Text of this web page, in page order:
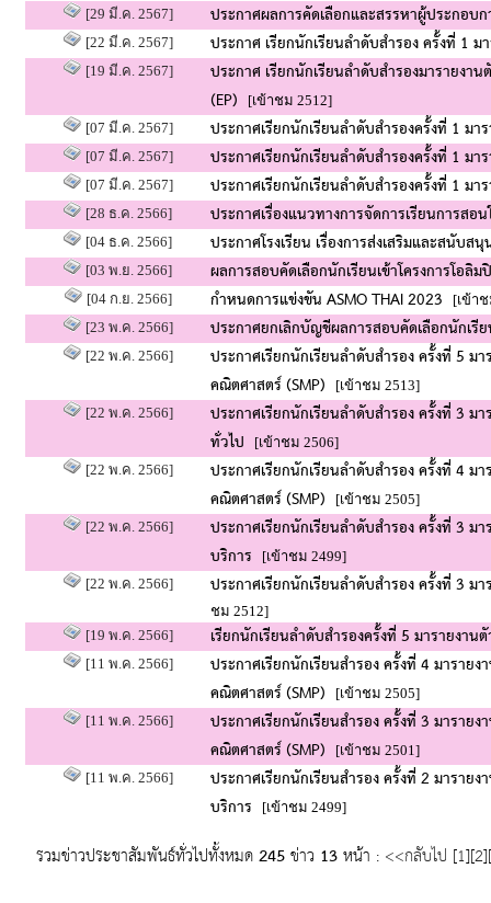
[29 มี.ค. 2567] ประกาศผลการคัดเลือกและสรรหาผู้ประกอบ
[22 มี.ค. 2567] ประกาศ เรียกนักเรียนลำดับสำรอง ครั้งที่ 1
[19 มี.ค. 2567]
ประกาศ เรียกนักเรียนลำดับสำรองมารายง
(EP) [เข้าชม 2512]
[07 มี.ค. 2567]
ประกาศเรียกนักเรียนลำดับสำรองครั้งที่ 1 ม
[07 มี.ค. 2567] ประกาศเรียกนักเรียนลำดับสำรองครั้งที่ 1 ม
[07 มี.ค. 2567] ประกาศเรียกนักเรียนลำดับสำรองครั้งที่ 1 ม
[28 ธ.ค. 2566] ประกาศเรื่องแนวทางการจัดการเรียนการส
[04 ธ.ค. 2566] ประกาศโรงเรียน เรื่องการส่งเสริมและสนับ
[03 พ.ย. 2566] ผลการสอบคัดเลือกนักเรียนเข้าโครงการโอ
[04 ก.ย. 2566] กำหนดการแข่งขัน ASMO THAI 2023 [เข้าช
[23 พ.ค. 2566]
ประกาศยกเลิกบัญชีผลการสอบคัดเลือกนักเรี
[22 พ.ค. 2566]
ประกาศเรียกนักเรียนลำดับสำรอง ครั้งที่ 5
คณิตศาสตร์ (SMP) [เข้าชม 2513]
[22 พ.ค. 2566]
ประกาศเรียกนักเรียนลำดับสำรอง ครั้งที่ 3
ทั่วไป [เข้าชม 2506]
[22 พ.ค. 2566]
ประกาศเรียกนักเรียนลำดับสำรอง ครั้งที่ 4
คณิตศาสตร์ (SMP) [เข้าชม 2505]
[22 พ.ค. 2566]
ประกาศเรียกนักเรียนลำดับสำรอง ครั้งที่ 3
บริการ [เข้าชม 2499]
[22 พ.ค. 2566]
ประกาศเรียกนักเรียนลำดับสำรอง ครั้งที่ 3
ชม 2512]
[19 พ.ค. 2566]
เรียกนักเรียนลำดับสำรองครั้งที่ 5 มารายง
[11 พ.ค. 2566]
ประกาศเรียกนักเรียนสำรอง ครั้งที่ 4 มารา
คณิตศาสตร์ (SMP) [เข้าชม 2505]
[11 พ.ค. 2566]
ประกาศเรียกนักเรียนสำรอง ครั้งที่ 3 มารา
คณิตศาสตร์ (SMP) [เข้าชม 2501]
[11 พ.ค. 2566]
ประกาศเรียกนักเรียนสำรอง ครั้งที่ 2 มารา
บริการ [เข้าชม 2499]
รวมข่าวประชาสัมพันธ์ทั่วไปทั้งหมด245ข่าว 13หน้า : <<กลับไป [1][2][